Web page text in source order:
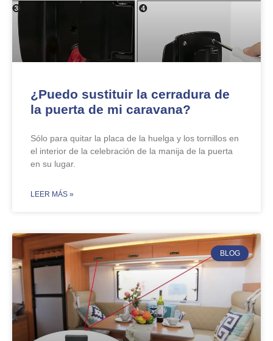
¿Puedo sustituir la cerradura de
la puerta de mi caravana?
Sólo para quitar la placa de la huelga y los tornillos en
el interior de la celebración de la manija de la puerta
en su lugar.
​LEER MÁS »
BLOG